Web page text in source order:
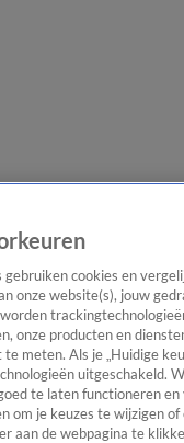
gebruiken cookies en
onze website(s), jouw
onze producten en
meten. Als je „Huidige
uitgeschakeld.
te laten functioneren
om je keuzes te wijzigen
aan de webpagina te